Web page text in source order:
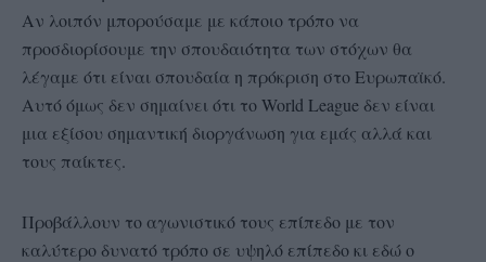
Αν λοιπόν μπορούσαμε με κάποιο τρόπο να
προσδιορίσουμε την σπουδαιότητα των στόχων θα
λέγαμε ότι είναι σπουδαία η πρόκριση στο Ευρωπαϊκό.
Αυτό όμως δεν σημαίνει ότι το World League δεν είναι
μια εξίσου σημαντική διοργάνωση για εμάς αλλά και
τους παίκτες.
Προβάλλουν το αγωνιστικό τους επίπεδο με τον
καλύτερο δυνατό τρόπο σε υψηλό επίπεδο κι εδώ ο